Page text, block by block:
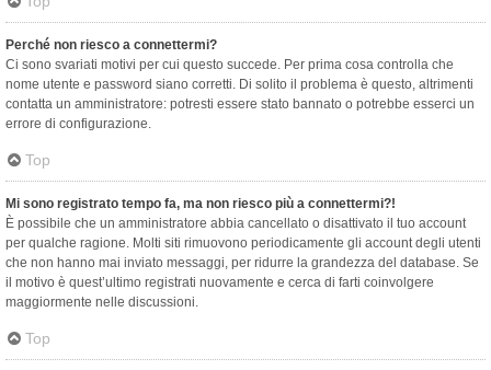
Perché non riesco a connettermi?
Ci sono svariati motivi per cui questo succede. Per prima cosa controlla che
nome utente e password siano corretti. Di solito il problema è questo, altrimenti
contatta un amministratore: potresti essere stato bannato o potrebbe esserci un
errore di configurazione.
Top
Mi sono registrato tempo fa, ma non riesco più a connettermi?!
È possibile che un amministratore abbia cancellato o disattivato il tuo account
per qualche ragione. Molti siti rimuovono periodicamente gli account degli utenti
che non hanno mai inviato messaggi, per ridurre la grandezza del database. Se
il motivo è quest’ultimo registrati nuovamente e cerca di farti coinvolgere
maggiormente nelle discussioni.
Top